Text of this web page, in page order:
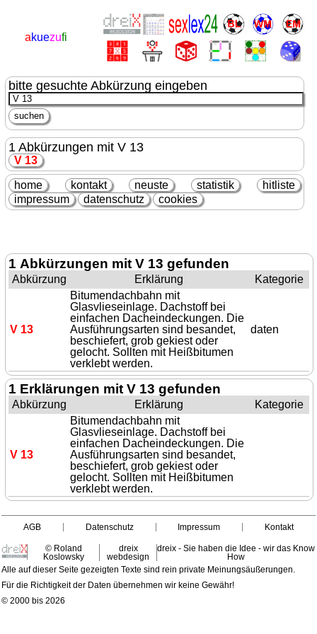
akuezufi
bitte gesuchte Abkürzung eingeben
1 Abkürzungen mit V 13
V 13
home kontakt neuste statistik
hitliste
impressum
datenschutz cookies
1 Abkürzungen mit V 13 gefunden
Abkürzung Erklärung Kategorie
V 13
Bitumendachbahn mit
Glasvlieseinlage. Dachstoff bei
einfachen Dacheindeckungen. Die
Ausführungsarten sind besandet,
beschiefert, grob gekiest oder
gelocht. Sollten mit Heißbitumen
verklebt werden.
daten
1 Erklärungen mit V 13 gefunden
Abkürzung Erklärung Kategorie
V 13
Bitumendachbahn mit
Glasvlieseinlage. Dachstoff bei
einfachen Dacheindeckungen. Die
Ausführungsarten sind besandet,
beschiefert, grob gekiest oder
gelocht. Sollten mit Heißbitumen
verklebt werden.
AGB Datenschutz Impressum Kontakt
© Roland
Koslowsky
dreix
webdesign
dreix - Sie haben die Idee - wir das Know
How
Alle auf dieser Seite gezeigten Texte sind rein private Meinungsäußerungen.
Für die Richtigkeit der Daten übernehmen wir keine Gewähr!
© 2000 bis 2026